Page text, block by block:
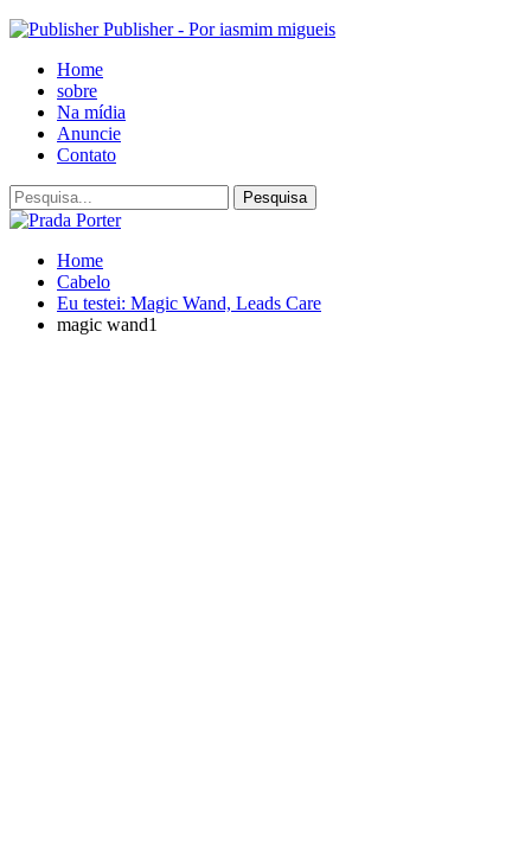
Publisher - Por iasmim migueis
Home
sobre
Na mídia
Anuncie
Contato
Home
Cabelo
Eu testei: Magic Wand, Leads Care
magic wand1